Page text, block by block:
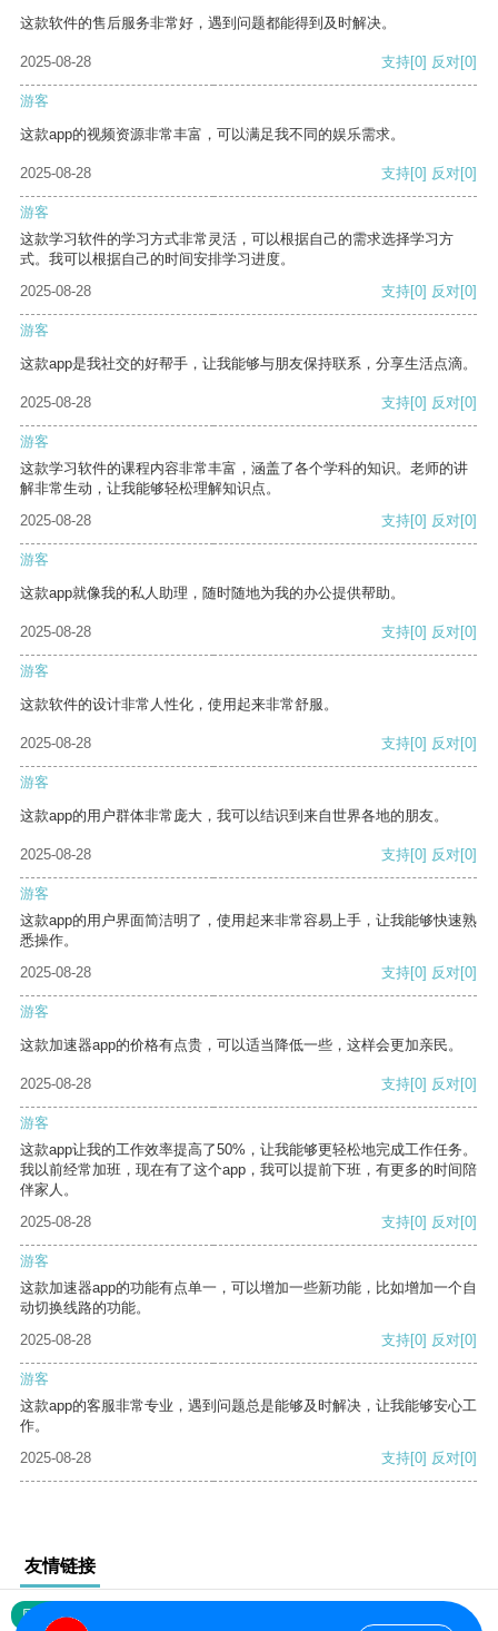
这款软件的售后服务非常好，遇到问题都能得到及时解决。
2025-08-28 支持[0] 反对[0]
游客
这款app的视频资源非常丰富，可以满足我不同的娱乐需求。
2025-08-28 支持[0] 反对[0]
游客
这款学习软件的学习方式非常灵活，可以根据自己的需求选择学习方
式。我可以根据自己的时间安排学习进度。
2025-08-28
支持[0] 反对[0]
游客
这款app是我社交的好帮手，让我能够与朋友保持联系，分享生活点滴。
2025-08-28 支持[0] 反对[0]
游客
这款学习软件的课程内容非常丰富，涵盖了各个学科的知识。老师的讲
解非常生动，让我能够轻松理解知识点。
2025-08-28
支持[0] 反对[0]
游客
这款app就像我的私人助理，随时随地为我的办公提供帮助。
2025-08-28 支持[0] 反对[0]
游客
这款软件的设计非常人性化，使用起来非常舒服。
2025-08-28 支持[0] 反对[0]
游客
这款app的用户群体非常庞大，我可以结识到来自世界各地的朋友。
2025-08-28 支持[0] 反对[0]
游客
这款app的用户界面简洁明了，使用起来非常容易上手，让我能够快速熟
悉操作。
2025-08-28
支持[0] 反对[0]
游客
这款加速器app的价格有点贵，可以适当降低一些，这样会更加亲民。
2025-08-28 支持[0] 反对[0]
游客
这款app让我的工作效率提高了50%，让我能够更轻松地完成工作任务。
我以前经常加班，现在有了这个app，我可以提前下班，有更多的时间陪
伴家人。
2025-08-28
支持[0] 反对[0]
游客
这款加速器app的功能有点单一，可以增加一些新功能，比如增加一个自
动切换线路的功能。
2025-08-28
支持[0] 反对[0]
游客
这款app的客服非常专业，遇到问题总是能够及时解决，让我能够安心工
作。
2025-08-28
支持[0] 反对[0]
友情链接
网站地图